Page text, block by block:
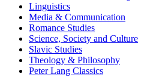
Linguistics
Media & Communication
Romance Studies
Science, Society and Culture
Slavic Studies
Theology & Philosophy
Peter Lang Classics